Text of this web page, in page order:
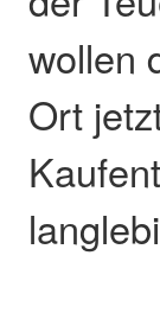
wollen
Ort